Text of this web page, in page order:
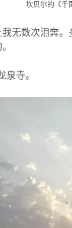
坎贝尔的《千
无数次泪奔
泉寺。